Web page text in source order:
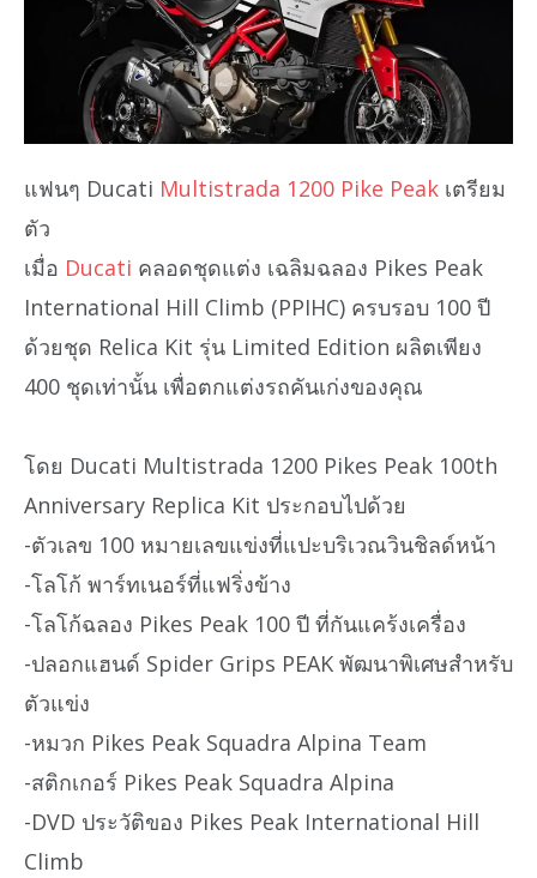
แฟนๆ Ducati Multistrada 1200 Pike Peak เตรียม
ตัว
เมื่อ Ducati คลอดชุดแต่ง เฉลิมฉลอง Pikes Peak
International Hill Climb (PPIHC) ครบรอบ 100 ปี
ด้วยชุด Relica Kit รุ่น Limited Edition ผลิตเพียง
400 ชุดเท่านั้น เพื่อตกแต่งรถคันเก่งของคุณ
โดย Ducati Multistrada 1200 Pikes Peak 100th
Anniversary Replica Kit ประกอบไปด้วย
-ตัวเลข 100 หมายเลขแข่งที่แปะบริเวณวินชิลด์หน้า
-โลโก้ พาร์ทเนอร์ที่แฟริ่งข้าง
-โลโก้ฉลอง Pikes Peak 100 ปี ที่กันแคร้งเครื่อง
-ปลอกแฮนด์ Spider Grips PEAK พัฒนาพิเศษสำหรับ
ตัวแข่ง
-หมวก Pikes Peak Squadra Alpina Team
-สติกเกอร์ Pikes Peak Squadra Alpina
-DVD ประวัติของ Pikes Peak International Hill
Climb